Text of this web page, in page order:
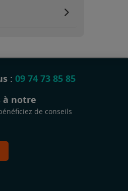
: 09 74 73 85 85
à notre
de conseils